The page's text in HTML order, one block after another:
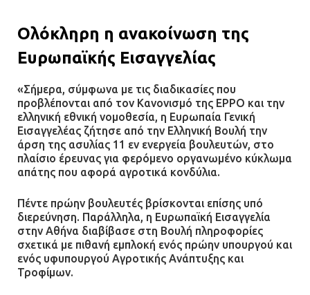
Ολόκληρη η ανακοίνωση της
Ευρωπαϊκής Εισαγγελίας
«Σήμερα, σύμφωνα με τις διαδικασίες που
προβλέπονται από τον Κανονισμό της EPPO και την
ελληνική εθνική νομοθεσία, η Ευρωπαία Γενική
Εισαγγελέας ζήτησε από την Ελληνική Βουλή την
άρση της ασυλίας 11 εν ενεργεία βουλευτών, στο
πλαίσιο έρευνας για φερόμενο οργανωμένο κύκλωμα
απάτης που αφορά αγροτικά κονδύλια.
Πέντε πρώην βουλευτές βρίσκονται επίσης υπό
διερεύνηση. Παράλληλα, η Ευρωπαϊκή Εισαγγελία
στην Αθήνα διαβίβασε στη Βουλή πληροφορίες
σχετικά με πιθανή εμπλοκή ενός πρώην υπουργού και
ενός υφυπουργού Αγροτικής Ανάπτυξης και
Τροφίμων.